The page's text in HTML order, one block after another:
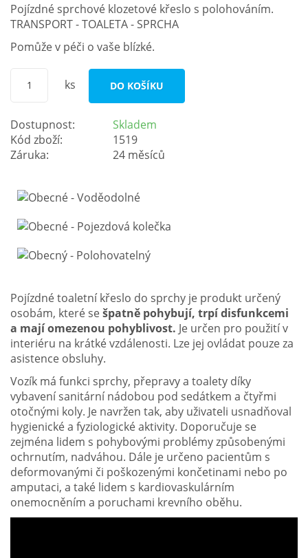
Pojízdné sprchové klozetové křeslo s polohováním.
TRANSPORT - TOALETA - SPRCHA
Pomůže v péči o vaše blízké.
ks DO KOŠÍKU
Dostupnost:
Skladem
Kód zboží:
1519
Záruka:
24 měsíců
Pojízdné toaletní křeslo do sprchy je produkt určený
osobám, které sešpatně pohybují, trpí disfunkcemi
a mají omezenou pohyblivost. Je určen pro použití v
interiéru na krátké vzdálenosti. Lze jej ovládat pouze za
asistence obsluhy.
Vozík má funkci sprchy, přepravy a toalety díky
vybavení sanitární nádobou pod sedátkem a čtyřmi
otočnými koly. Je navržen tak, aby uživateli usnadňoval
hygienické a fyziologické aktivity. Doporučuje se
zejména lidem s pohybovými problémy způsobenými
ochrnutím, nadváhou. Dále je určeno pacientům s
deformovanými či poškozenými končetinami nebo po
amputaci, a také lidem s kardiovaskulárním
onemocněním a poruchami krevního oběhu.